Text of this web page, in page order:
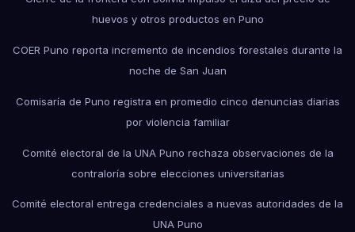
huevos y otros productos en Puno
COER Puno reporta incremento de incendios forestales durante la
noche de San Juan
Comisaría de Puno registra en promedio cinco denuncias diarias
por violencia familiar
Comité electoral de la UNA Puno rechaza observaciones de la
contraloría sobre elecciones universitarias
Comité electoral entrega credenciales a nuevas autoridades de la
UNA Puno